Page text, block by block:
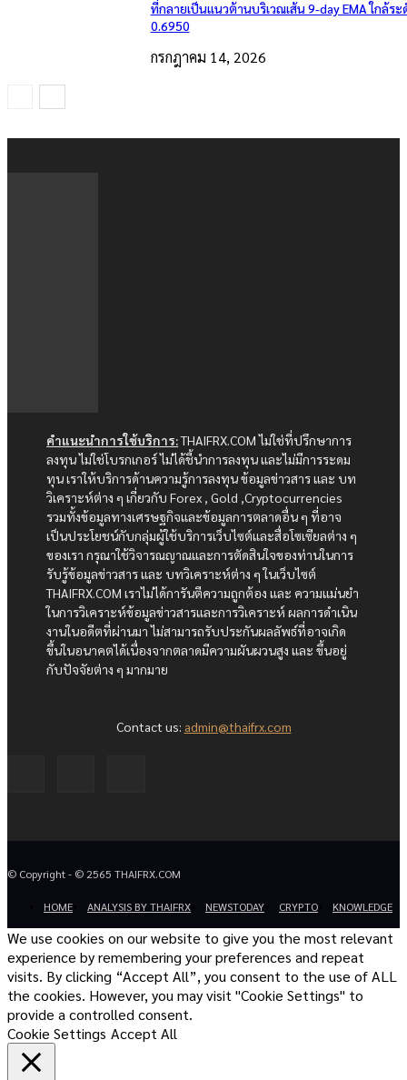
ที่กลายเป็นแนวต้านบริเวณเส้น 9-day EMA ใกล้ร
0.6950
กรกฎาคม 14, 2026
คำแนะนำการใช้บริการ:THAIFRX.COM ไม่ใช่ที่ปรึกษาการ
ลงทุน ไม่ใช่โบรกเกอร์ ไม่ได้ชี้นำการลงทุน และไม่มีการระดม
ทุน เราให้บริการด้านความรู้การลงทุน ข้อมูลข่าวสาร และ บท
วิเคราะห์ต่าง ๆ เกี่ยวกับ Forex , Gold ,Cryptocurrencies
รวมทั้งข้อมูลทางเศรษฐกิจและข้อมูลการตลาดอื่น ๆ ที่อาจ
เป็นประโยชน์กับกลุ่มผู้ใช้บริการเว็บไซต์และสื่อโซเซียลต่าง ๆ
ของเรา กรุณาใช้วิจารณญาณและการตัดสินใจของท่านในการ
รับรู้ข้อมูลข่าวสาร และ บทวิเคราะห์ต่าง ๆ ในเว็บไซต์
THAIFRX.COM เราไม่ได้การันตีความถูกต้อง และ ความแม่นยำ
ในการวิเคราะห์ข้อมูลข่าวสารและการวิเคราะห์ ผลการดำเนิน
งานในอดีตที่ผ่านมา ไม่สามารถรับประกันผลลัพธ์ที่อาจเกิด
ขึ้นในอนาคตได้เนื่องจากตลาดมีความผันผวนสูง และ ขึ้นอยู่
กับปัจจัยต่าง ๆ มากมาย
Contact us: admin@thaifrx.com
© Copyright - © 2565 THAIFRX.COM
HOME ANALYSIS BY THAIFRX NEWSTODAY CRYPTO KNOWLEDGE
We use cookies on our website to give you the most relevant
experience by remembering your preferences and repeat
visits. By clicking “Accept All”, you consent to the use of ALL
the cookies. However, you may visit "Cookie Settings" to
provide a controlled consent.
Cookie Settings Accept All